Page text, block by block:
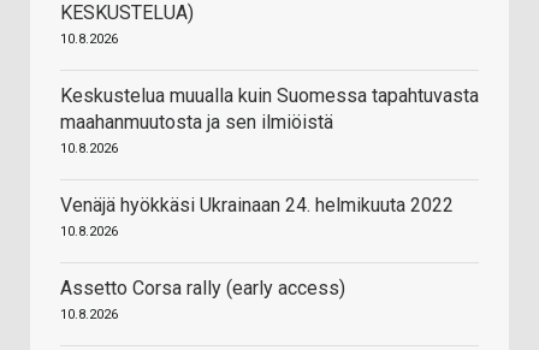
KESKUSTELUA)
10.8.2026
Keskustelua muualla kuin Suomessa tapahtuvasta
maahanmuutosta ja sen ilmiöistä
10.8.2026
Venäjä hyökkäsi Ukrainaan 24. helmikuuta 2022
10.8.2026
Assetto Corsa rally (early access)
10.8.2026